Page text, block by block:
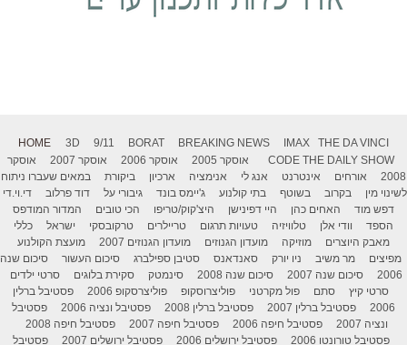
HOME 3D 9/11 BORAT BREAKING NEWS IMAX
THE DA VINCI
CODE THE DAILY SHOW אוסקר 2005 אוסקר 2006 אוסקר 2007
אוסקר
2008
אורחים אינטרנט אנג לי אנימציה ארכיון ביקורת
במאים שעברו ניתוח
לשינוי מין
בקרוב בשוטף בתי קולנוע ג'יימס בונד גיבורי על דוד פרלוב
די.וי.די
דפש מוד
האחים כהן היי דפינישן היצ'קוק/טריפו הכי טובים
המדור המודפס
הספד
וודי אלן טלוויזיה טעויות תרגום טריילרים טרקובסקי ישראל
כללי
מאבק היוצרים
מוזיקה מועדון הגנוזים מועדון הגנוזים 2007
מועצת הקולנוע
מפיצים
מר משיב ניו יורק סאנדאנס סטיבן ספילברג סיכום העשור
סיכום שנה
2006
סיכום שנה 2007 סיכום שנה 2008 סינמטק סקירת בלוגים
סרטי ילדים
סרטי קיץ
סתם פול מקרטני פוליצרוסקופ פוליצרסקופ 2006
פסטיבל ברלין
2006
פסטיבל ברלין 2007 פסטיבל ברלין 2008 פסטיבל ונציה 2006
פסטיבל
ונציה 2007
פסטיבל חיפה 2006 פסטיבל חיפה 2007
פסטיבל חיפה 2008
פסטיבל טורונטו 2006
פסטיבל ירושלים 2006 פסטיבל ירושלים 2007 פסטיבל